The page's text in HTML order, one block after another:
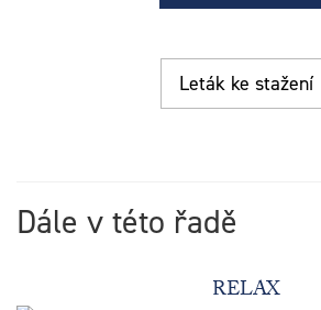
Leták ke stažení
Dále v této řadě
RELAX